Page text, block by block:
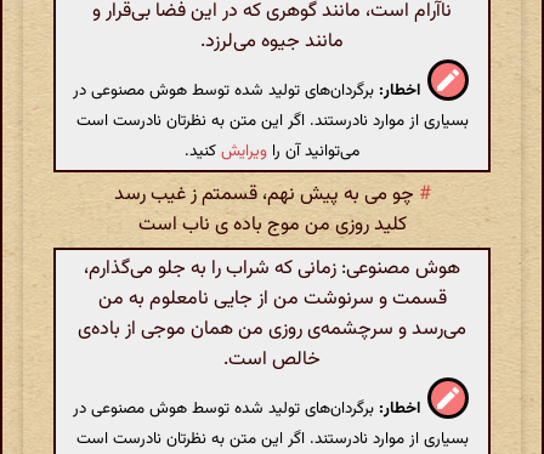
ناآرام است، مانند گوهری که در این فضا بی‌قرار و
مانند جیوه می‌لرزد.
اخطار: برگردان‌های تولید شده توسط هوش مصنوعی در
بسیاری از موارد نادرستند. اگر این متن به نظرتان نادرست است
می‌توانید آن را ویرایشکنید.
# چو می به پیش نهم، قسمتم ز غیب رسد
کلید روزی من موج باده ی ناب است
هوش مصنوعی: زمانی که شراب را به جلو می‌گذارم،
قسمت و سرنوشت من از جایی نامعلوم به من
می‌رسد و سرچشمه‌ی روزی من همان موجی از باده‌ی
خالص است.
اخطار: برگردان‌های تولید شده توسط هوش مصنوعی در
بسیاری از موارد نادرستند. اگر این متن به نظرتان نادرست است